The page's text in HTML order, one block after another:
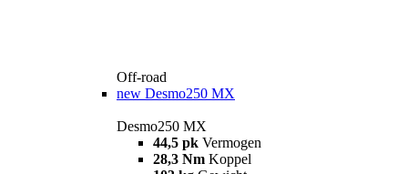
Off-road
new Desmo250 MX
Desmo250 MX
44,5 pk Vermogen
28,3 Nm Koppel